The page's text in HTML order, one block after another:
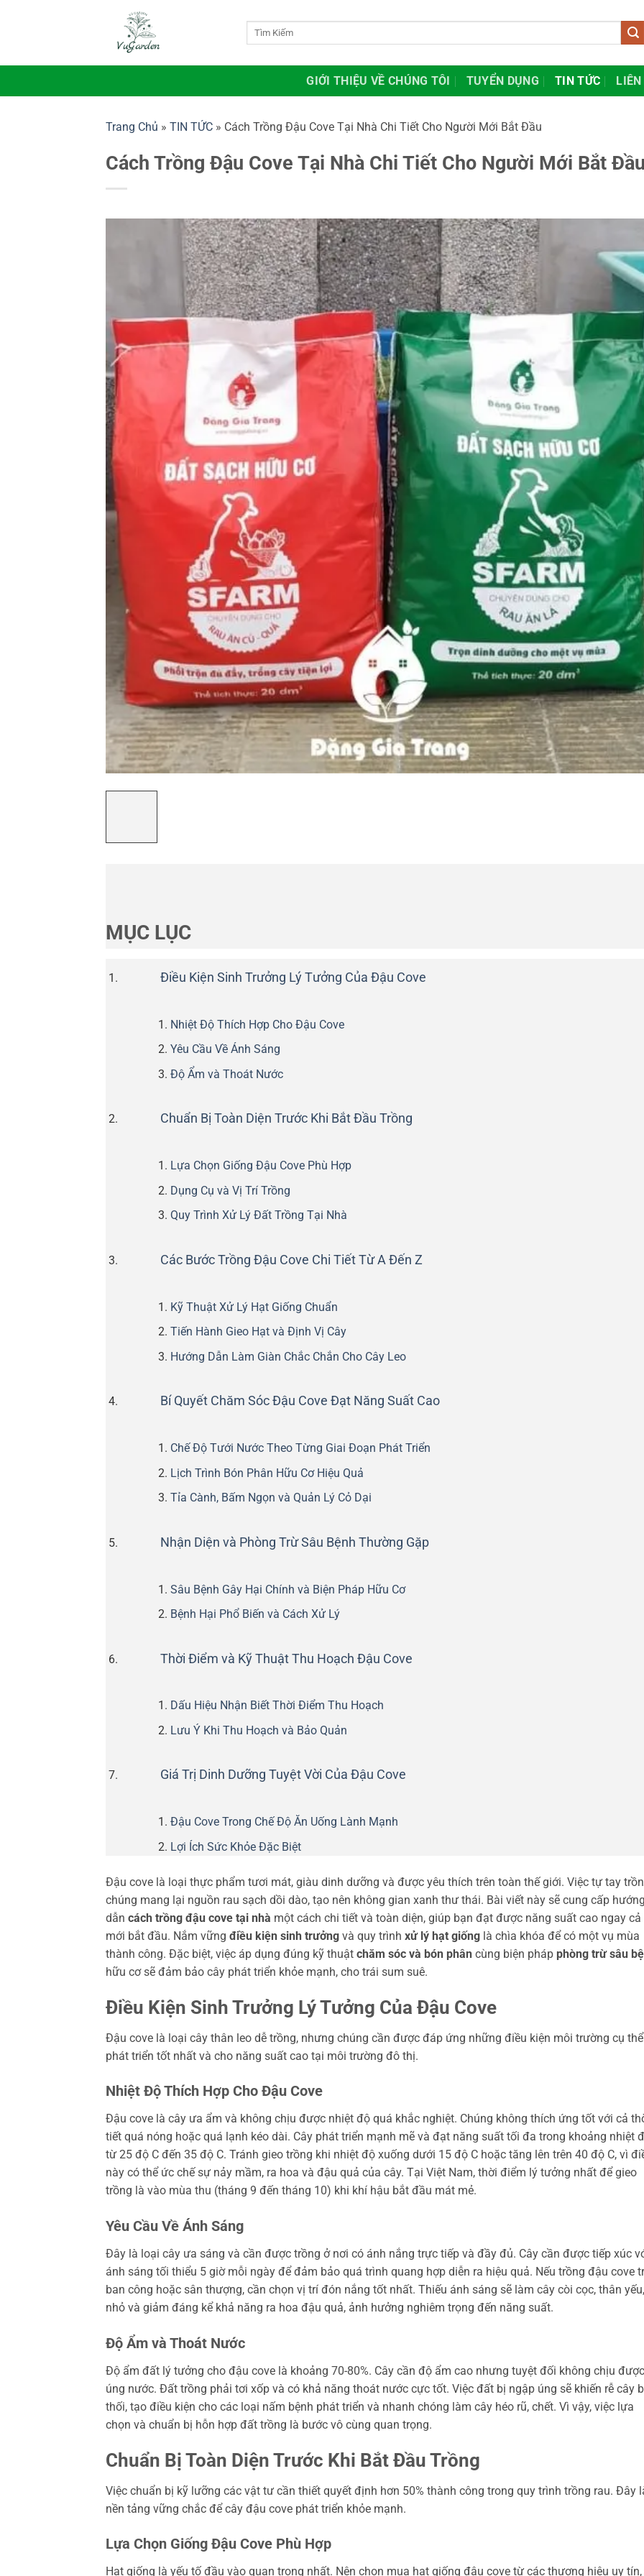
dung
GIỚI THIỆU VỀ CHÚNG TÔI TUYỂN DỤNG TIN TỨC LIÊN
Trang Chủ » TIN TỨC » Cách Trồng Đậu Cove Tại Nhà Chi Tiết Cho Người Mới Bắt Đầu
Cách Trồng Đậu Cove Tại Nhà Chi Tiết Cho Người Mới Bắt Đầu
MỤC LỤC
Điều Kiện Sinh Trưởng Lý Tưởng Của Đậu Cove
Nhiệt Độ Thích Hợp Cho Đậu Cove
Yêu Cầu Về Ánh Sáng
Độ Ẩm và Thoát Nước
Chuẩn Bị Toàn Diện Trước Khi Bắt Đầu Trồng
Lựa Chọn Giống Đậu Cove Phù Hợp
Dụng Cụ và Vị Trí Trồng
Quy Trình Xử Lý Đất Trồng Tại Nhà
Các Bước Trồng Đậu Cove Chi Tiết Từ A Đến Z
Kỹ Thuật Xử Lý Hạt Giống Chuẩn
Tiến Hành Gieo Hạt và Định Vị Cây
Hướng Dẫn Làm Giàn Chắc Chắn Cho Cây Leo
Bí Quyết Chăm Sóc Đậu Cove Đạt Năng Suất Cao
Chế Độ Tưới Nước Theo Từng Giai Đoạn Phát Triển
Lịch Trình Bón Phân Hữu Cơ Hiệu Quả
Tỉa Cành, Bấm Ngọn và Quản Lý Cỏ Dại
Nhận Diện và Phòng Trừ Sâu Bệnh Thường Gặp
Sâu Bệnh Gây Hại Chính và Biện Pháp Hữu Cơ
Bệnh Hại Phổ Biến và Cách Xử Lý
Thời Điểm và Kỹ Thuật Thu Hoạch Đậu Cove
Dấu Hiệu Nhận Biết Thời Điểm Thu Hoạch
Lưu Ý Khi Thu Hoạch và Bảo Quản
Giá Trị Dinh Dưỡng Tuyệt Vời Của Đậu Cove
Đậu Cove Trong Chế Độ Ăn Uống Lành Mạnh
Lợi Ích Sức Khỏe Đặc Biệt
Đậu cove là loại thực phẩm tươi mát, giàu dinh dưỡng và được yêu thích trên toàn thế giới. Việc tự tay
chúng mang lại nguồn rau sạch dồi dào, tạo nên không gian xanh thư thái. Bài viết này sẽ cung cấp hướng
dẫn cách trồng đậu cove tại nhà một cách chi tiết và toàn diện, giúp bạn đạt được năng suất cao ngay cả
mới bắt đầu. Nắm vững điều kiện sinh trưởng và quy trình xử lý hạt giống là chìa khóa để có một vụ mùa
thành công. Đặc biệt, việc áp dụng đúng kỹ thuật chăm sóc và bón phân cùng biện pháp phòng trừ sâu
hữu cơ sẽ đảm bảo cây phát triển khỏe mạnh, cho trái sum suê.
Điều Kiện Sinh Trưởng Lý Tưởng Của Đậu Cove
Đậu cove là loại cây thân leo dễ trồng, nhưng chúng cần được đáp ứng những điều kiện môi trường cụ
phát triển tốt nhất và cho năng suất cao tại môi trường đô thị.
Nhiệt Độ Thích Hợp Cho Đậu Cove
Đậu cove là cây ưa ẩm và không chịu được nhiệt độ quá khắc nghiệt. Chúng không thích ứng tốt với cả
tiết quá nóng hoặc quá lạnh kéo dài. Cây phát triển mạnh mẽ và đạt năng suất tối đa trong khoảng nhiệt
từ 25 độ C đến 35 độ C. Tránh gieo trồng khi nhiệt độ xuống dưới 15 độ C hoặc tăng lên trên 40 độ C, vì
này có thể ức chế sự nảy mầm, ra hoa và đậu quả của cây. Tại Việt Nam, thời điểm lý tưởng nhất để gieo
trồng là vào mùa thu (tháng 9 đến tháng 10) khi khí hậu bắt đầu mát mẻ.
Yêu Cầu Về Ánh Sáng
Đây là loại cây ưa sáng và cần được trồng ở nơi có ánh nắng trực tiếp và đầy đủ. Cây cần được tiếp xúc
ánh sáng tối thiểu 5 giờ mỗi ngày để đảm bảo quá trình quang hợp diễn ra hiệu quả. Nếu trồng đậu cove
ban công hoặc sân thượng, cần chọn vị trí đón nắng tốt nhất. Thiếu ánh sáng sẽ làm cây còi cọc, thân
nhỏ và giảm đáng kể khả năng ra hoa đậu quả, ảnh hưởng nghiêm trọng đến năng suất.
Độ Ẩm và Thoát Nước
Độ ẩm đất lý tưởng cho đậu cove là khoảng 70-80%. Cây cần độ ẩm cao nhưng tuyệt đối không chịu được
úng nước. Đất trồng phải tơi xốp và có khả năng thoát nước cực tốt. Việc đất bị ngập úng sẽ khiến rễ cây
thối, tạo điều kiện cho các loại nấm bệnh phát triển và nhanh chóng làm cây héo rũ, chết. Vì vậy, việc lựa
chọn và chuẩn bị hỗn hợp đất trồng là bước vô cùng quan trọng.
Chuẩn Bị Toàn Diện Trước Khi Bắt Đầu Trồng
Việc chuẩn bị kỹ lưỡng các vật tư cần thiết quyết định hơn 50% thành công trong quy trình trồng rau. Đây
nền tảng vững chắc để cây đậu cove phát triển khỏe mạnh.
Lựa Chọn Giống Đậu Cove Phù Hợp
Hạt giống là yếu tố đầu vào quan trọng nhất. Nên chọn mua hạt giống đậu cove từ các thương hiệu uy